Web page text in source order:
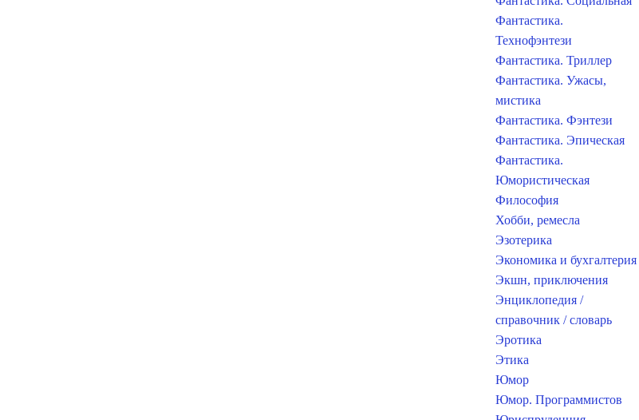
Фантастика.
Технофэнтези
Фантастика. Триллер
Фантастика. Ужасы,
мистика
Фантастика. Фэнтези
Фантастика. Эпическая
Фантастика.
Юмористическая
Философия
Хобби, ремесла
Эзотерика
Экономика и бухгалтерия
Экшн, приключения
Энциклопедия /
справочник / словарь
Эротика
Этика
Юмор
Юмор. Программистов